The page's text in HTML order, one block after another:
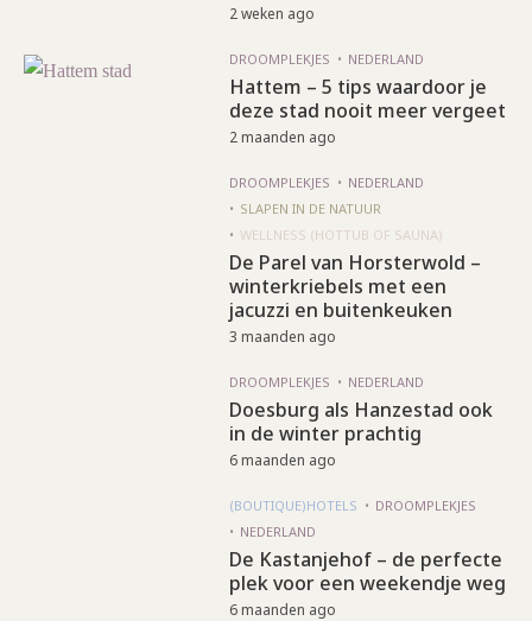
2 weken ago
DROOMPLEKJES NEDERLAND
Hattem – 5 tips waardoor je
deze stad nooit meer vergeet
2 maanden ago
DROOMPLEKJES
NEDERLAND
SLAPEN IN DE NATUUR
WELLNESS (HOTTUB OF SAUNA)
De Parel van Horsterwold –
winterkriebels met een
jacuzzi en buitenkeuken
3 maanden ago
DROOMPLEKJES NEDERLAND
Doesburg als Hanzestad ook
in de winter prachtig
6 maanden ago
(BOUTIQUE)HOTELS
DROOMPLEKJES
NEDERLAND
De Kastanjehof – de perfecte
plek voor een weekendje weg
6 maanden ago